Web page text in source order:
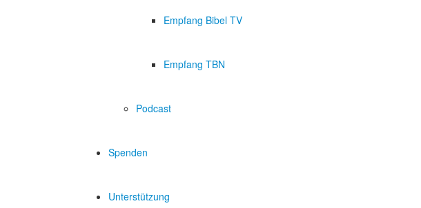
Empfang Bibel TV
Empfang TBN
Podcast
Spenden
Unterstützung